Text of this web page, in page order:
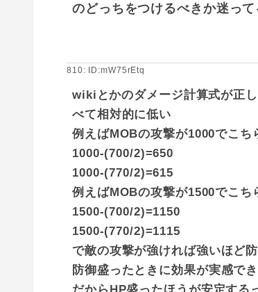
のどっちをつけるべきか迷っ
810: ID:mW75rEtq
wikiとかのダメージ計算式が正
べて相対的に低い
例えばMOBの攻撃が1000でこち
1000-(700/2)=650
1000-(770/2)=615
例えばMOBの攻撃が1500でこち
1500-(700/2)=1150
1500-(770/2)=1115
で敵の攻撃が強ければ強いほど
防御盛ったときに効果が実感で